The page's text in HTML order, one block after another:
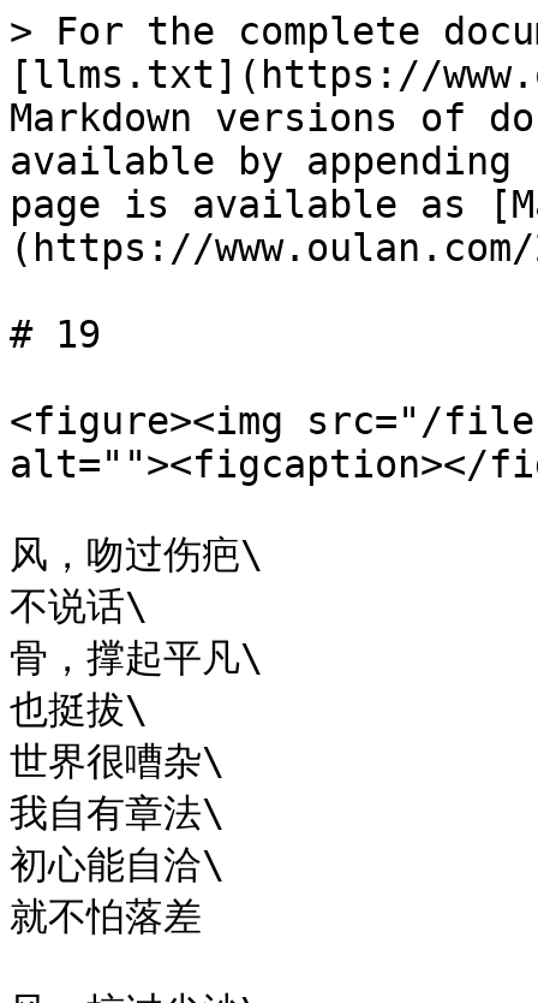
> For the complete
[llms.txt](https://
Markdown versions of
available by
page is available as
(https://
# 19
<figure><img src="/files/
alt=""><figcaption></
风，吻过伤疤\
不说话\
骨，撑起平凡\
也挺拔\
世界很嘈杂\
我自有章法\
初心能自洽\
就不怕落差